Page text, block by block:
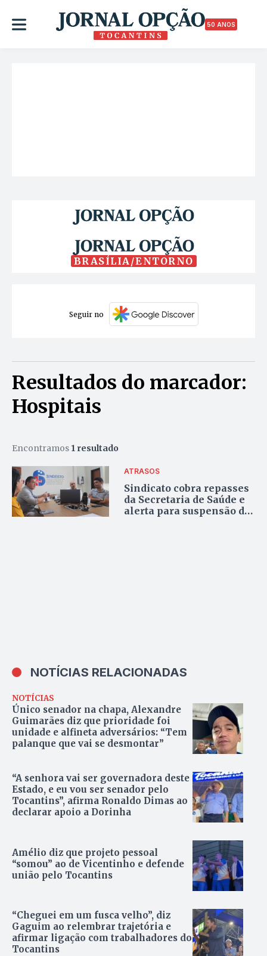
50 ANOS
BRASÍLIA/ENTORNO
Seguir no
Resultados do marcador:
Hospitais
Encontramos 1 resultado
ATRASOS
Sindicato cobra repasses
da Secretaria de Saúde e
alerta para suspensão de
NOTÍCIAS RELACIONADAS
NOTÍCIAS
Único senador na chapa, Alexandre
Guimarães diz que prioridade foi
unidade e alfineta adversários: “Tem
palanque que vai se desmontar”
“A senhora vai ser governadora deste
Estado, e eu vou ser senador pelo
Tocantins”, afirma Ronaldo Dimas ao
declarar apoio a Dorinha
Amélio diz que projeto pessoal
“somou” ao de Vicentinho e defende
união pelo Tocantins
“Cheguei em um fusca velho”, diz
Gaguim ao relembrar trajetória e
afirmar ligação com trabalhadores do
Tocantins